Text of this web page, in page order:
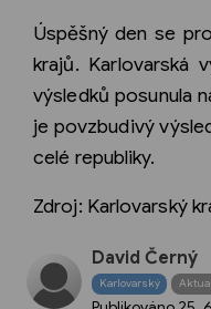
Úspěšný den se
krajů. Karlovarská
výsledků posunula
je povzbudivý
celé republiky.
Zdroj: Karlovarský
David Černý
Karlovarský